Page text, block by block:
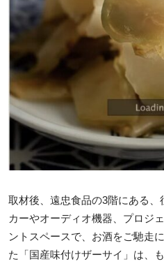
取材後、遠忠食品の3階にある
カーやオーディオ機器、プロジ
ントスペースで、お酒をご馳走
た「国産味付けザーサイ」は、